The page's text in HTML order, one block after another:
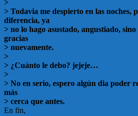
>
> Todavia me despierto en las noches,
diferencia, ya
> no lo hago asustado, angustiado,
gracias
> nuevamente.
>
> ¿Cuánto le debo? jejeje…
>
> No en serio, espero algún dia poder
más
> cerca que antes.
En fin,